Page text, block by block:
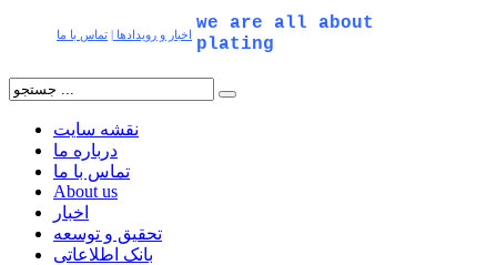
اخبار و رویدادها تماس با ما
we are all about
plating
نقشه سایت
درباره ما
تماس با ما
About us
اخبار
تحقیق و توسعه
بانک اطلاعاتی